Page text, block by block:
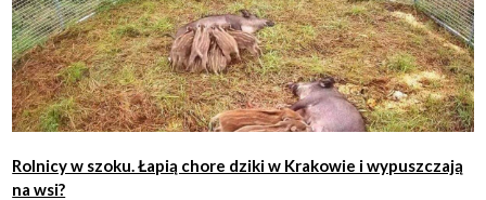
Rolnicy w szoku. Łapią chore dziki w Krakowie i wypuszczają
na wsi?